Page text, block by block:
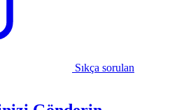
Sıkça sorulan